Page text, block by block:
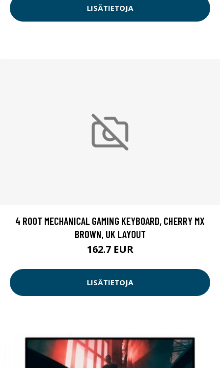
LISÄTIETOJA
4 ROOT MECHANICAL GAMING KEYBOARD, CHERRY MX
BROWN, UK LAYOUT
162.7 EUR
LISÄTIETOJA